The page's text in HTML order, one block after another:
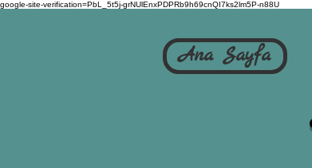
google-site-verification=PbL_5t5j-grNUlEnxPDPRb9h69cnQI7ks2lm5P-n88U
Ana Sayfa